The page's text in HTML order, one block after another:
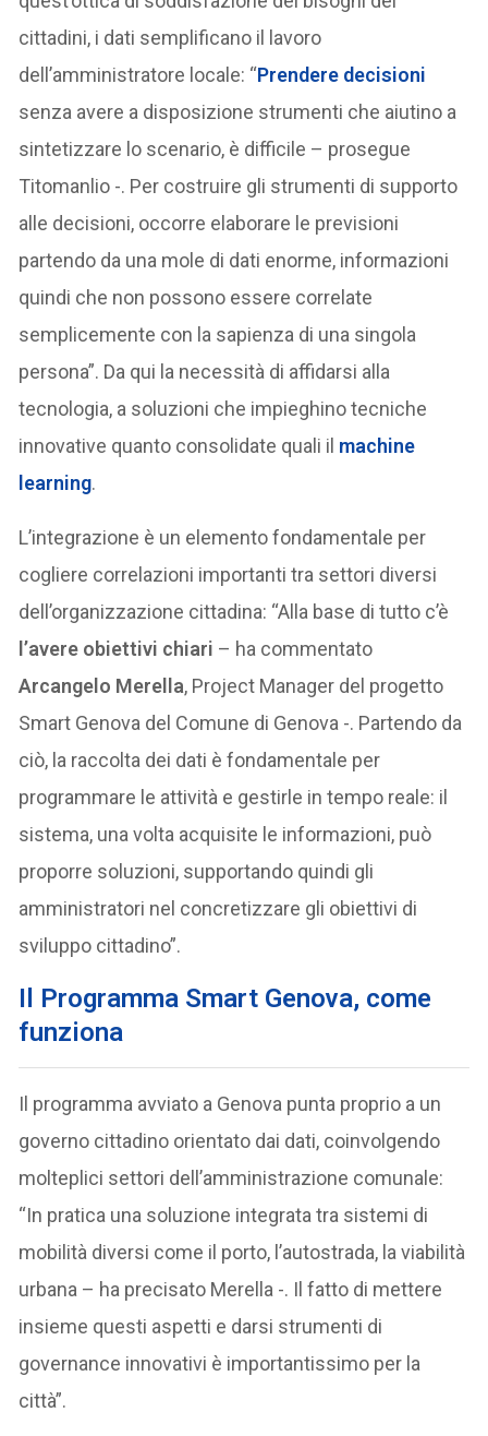
cittadini, i dati semplificano il lavoro
dell’amministratore locale: “Prendere decisioni
senza avere a disposizione strumenti che aiutino a
sintetizzare lo scenario, è difficile – prosegue
Titomanlio -. Per costruire gli strumenti di supporto
alle decisioni, occorre elaborare le previsioni
partendo da una mole di dati enorme, informazioni
quindi che non possono essere correlate
semplicemente con la sapienza di una singola
persona”. Da qui la necessità di affidarsi alla
tecnologia, a soluzioni che impieghino tecniche
innovative quanto consolidate quali il machine
learning.
L’integrazione è un elemento fondamentale per
cogliere correlazioni importanti tra settori diversi
dell’organizzazione cittadina: “Alla base di tutto c’è
l’avere obiettivi chiari – ha commentato
Arcangelo Merella, Project Manager del progetto
Smart Genova del Comune di Genova -. Partendo da
ciò, la raccolta dei dati è fondamentale per
programmare le attività e gestirle in tempo reale: il
sistema, una volta acquisite le informazioni, può
proporre soluzioni, supportando quindi gli
amministratori nel concretizzare gli obiettivi di
sviluppo cittadino”.
Il Programma Smart Genova, come
funziona
Il programma avviato a Genova punta proprio a un
governo cittadino orientato dai dati, coinvolgendo
molteplici settori dell’amministrazione comunale:
“In pratica una soluzione integrata tra sistemi di
mobilità diversi come il porto, l’autostrada, la viabilità
urbana – ha precisato Merella -. Il fatto di mettere
insieme questi aspetti e darsi strumenti di
governance innovativi è importantissimo per la
città”.